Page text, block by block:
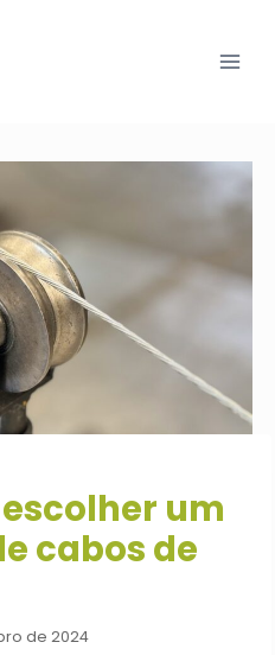
um
cabos de
de 2024